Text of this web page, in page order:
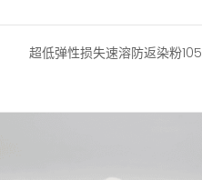
超低弹性损失速溶防返染粉105